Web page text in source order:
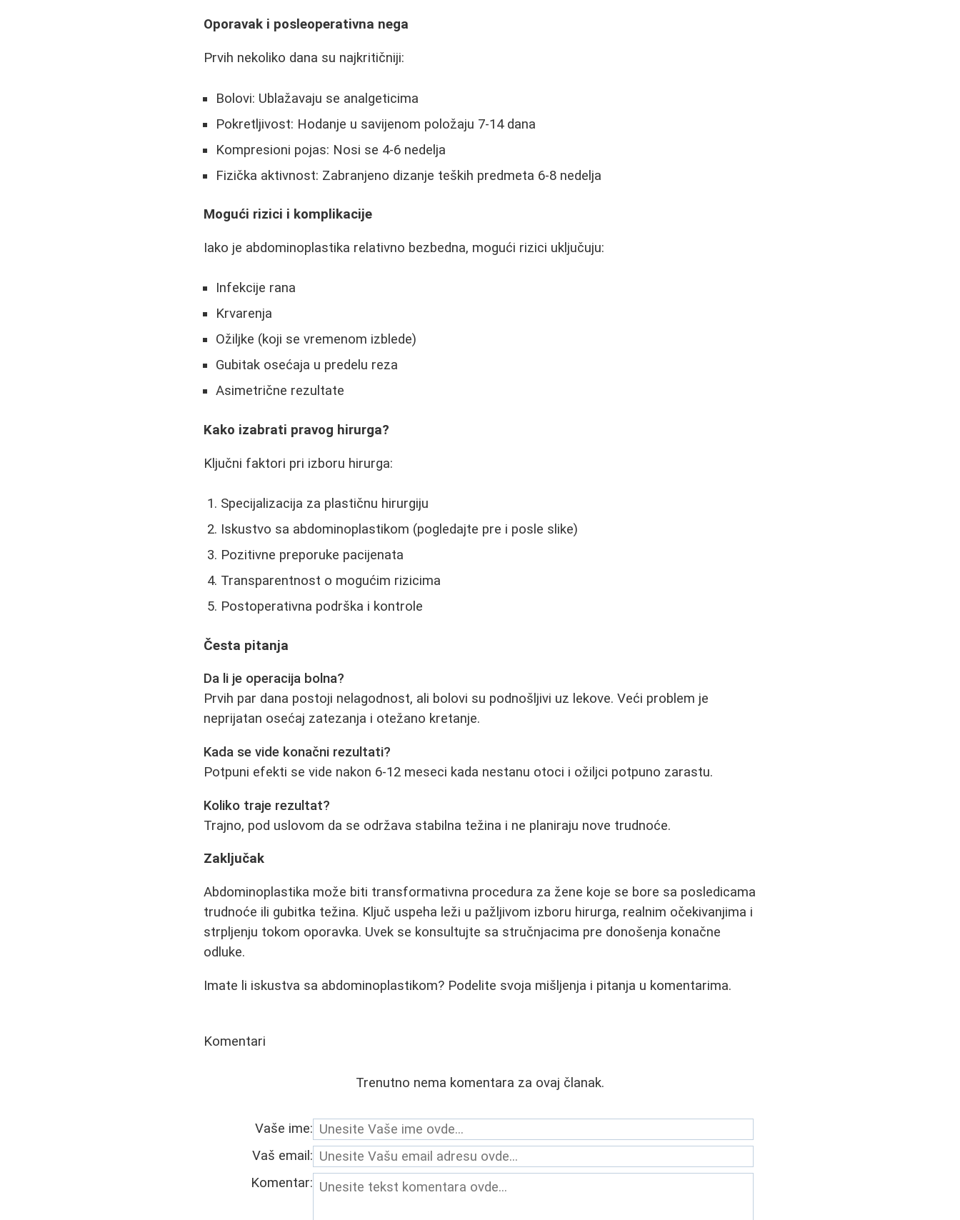
Oporavak i posleoperativna nega
Prvih nekoliko dana su najkritičniji:
Bolovi: Ublažavaju se analgeticima
Pokretljivost: Hodanje u savijenom položaju 7-14 dana
Kompresioni pojas: Nosi se 4-6 nedelja
Fizička aktivnost: Zabranjeno dizanje teških predmeta 6-8 nedelja
Mogući rizici i komplikacije
Iako je abdominoplastika relativno bezbedna, mogući rizici uključuju:
Infekcije rana
Krvarenja
Ožiljke (koji se vremenom izblede)
Gubitak osećaja u predelu reza
Asimetrične rezultate
Kako izabrati pravog hirurga?
Ključni faktori pri izboru hirurga:
Specijalizacija za plastičnu hirurgiju
Iskustvo sa abdominoplastikom (pogledajte pre i posle slike)
Pozitivne preporuke pacijenata
Transparentnost o mogućim rizicima
Postoperativna podrška i kontrole
Česta pitanja
Da li je operacija bolna?
Prvih par dana postoji nelagodnost, ali bolovi su podnošljivi uz lekove. Veći problem je
neprijatan osećaj zatezanja i otežano kretanje.
Kada se vide konačni rezultati?
Potpuni efekti se vide nakon 6-12 meseci kada nestanu otoci i ožiljci potpuno zarastu.
Koliko traje rezultat?
Trajno, pod uslovom da se održava stabilna težina i ne planiraju nove trudnoće.
Zaključak
Abdominoplastika može biti transformativna procedura za žene koje se bore sa posledicama
trudnoće ili gubitka težina. Ključ uspeha leži u pažljivom izboru hirurga, realnim očekivanjima i
strpljenju tokom oporavka. Uvek se konsultujte sa stručnjacima pre donošenja konačne
odluke.
Imate li iskustva sa abdominoplastikom? Podelite svoja mišljenja i pitanja u komentarima.
Komentari
Trenutno nema komentara za ovaj članak.
Vaše ime:
Vaš email:
Komentar: